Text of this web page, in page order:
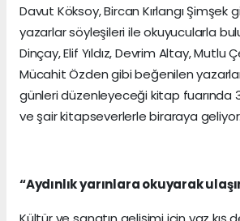
Davut Köksoy, Bircan Kırlangı Şimşek
yazarlar söyleşileri ile okuyucularla
Dinçay, Elif Yıldız, Devrim Altay, Mutlu
Mücahit Özden gibi beğenilen
günleri düzenleyeceği kitap fuarında
ve şair kitapseverlerle biraraya geliyor.
“Aydınlık yarınlara okuyarak